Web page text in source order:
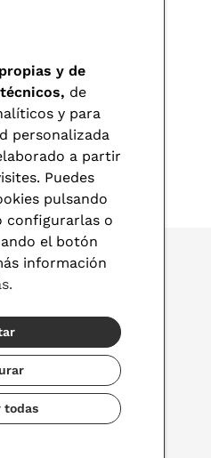
© 2026 Visionlab
y de
de
y para
personalizada
a partir
Puedes
pulsando
configurarlas o
el botón
información
todas